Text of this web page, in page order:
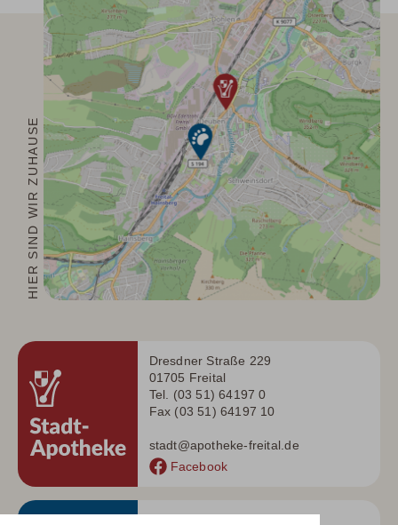
HIER SIND WIR ZUHAUSE
Dresdner Straße 229
01705 Freital
Tel. (03 51) 64197 0
Fax (03 51) 64197 10
stadt@apotheke-freital.de
Facebook